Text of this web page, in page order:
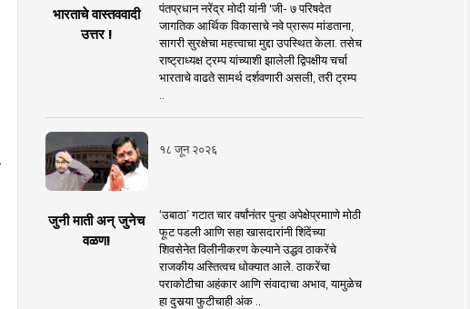
भारताचे वास्तववादी
उत्तर !
पंतप्रधान नरेंद्र मोदी यांनी 'जी- ७ परिषदेत
जागतिक आर्थिक विकासाचे नवे प्रारूप मांडताना,
सागरी सुरक्षेचा महत्त्वाचा मुद्दा उपस्थित केला. तसेच
राष्ट्राध्यक्ष ट्रम्प यांच्याशी झालेली द्विपक्षीय चर्चा
भारताचे वाढते सामर्थ दर्शवणारी असली, तरी ट्रम्प
१८ जून २०२६
जुनी माती अन् जुनेच
वळण!
‘उबाठा’ गटात चार वर्षांनंतर पुन्हा अपेक्षेप्रमााणे मोठी
फूट पडली आणि सहा खासदारांनी शिंदेंच्या
शिवसेनेत विलीनीकरण केल्याने उद्धव ठाकरेंचे
राजकीय अस्तित्वच धोक्यात आले. ठाकरेंचा
पराकोटीचा अहंकार आणि संवादाचा अभाव, यामुळेच
हा दुसर्‍या फुटीचाही अंक ..